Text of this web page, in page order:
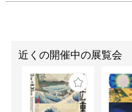
近くの開催中の展覧会